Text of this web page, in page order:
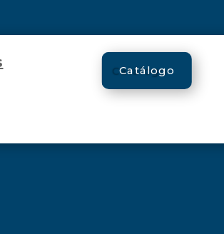
Catálogo